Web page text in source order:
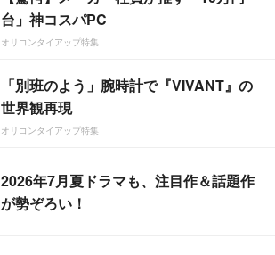
台」神コスパPC
オリコンタイアップ特集
「別班のよう」腕時計で『VIVANT』の
世界観再現
オリコンタイアップ特集
2026年7月夏ドラマも、注目作＆話題作
が勢ぞろい！